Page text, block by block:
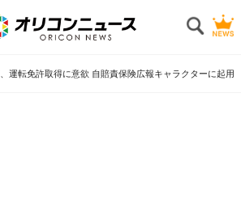
運転免許取得に意欲 自賠責保険広報キャラクターに起用